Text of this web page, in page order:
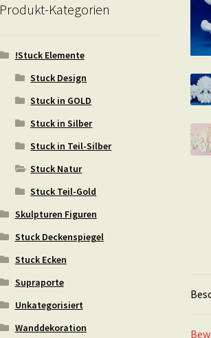
Produkt-Kategorien
!Stuck Elemente
Stuck Design
Stuck in GOLD
Stuck in Silber
Stuck in Teil-Silber
Stuck Natur
Stuck Teil-Gold
Skulpturen Figuren
Stuck Deckenspiegel
Stuck Ecken
Supraporte
Unkategorisiert
Wanddekoration